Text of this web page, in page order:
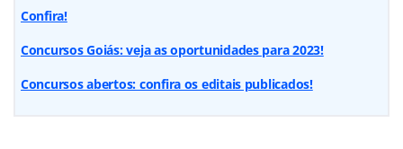
Confira!
Concursos Goiás: veja as oportunidades para 2023!
Concursos abertos: confira os editais publicados!